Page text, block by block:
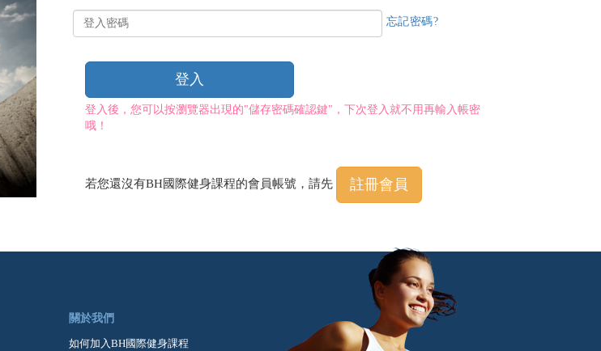
號
入
忘記密碼?
登入
登入後，您可以按瀏覽器出現的"儲存密碼確認鍵"，下次登入就不用再輸入帳密
哦！
若您還沒有BH國際健身課程的會員帳號，請先 註冊會員
關於我們
如何加入BH國際健身課程